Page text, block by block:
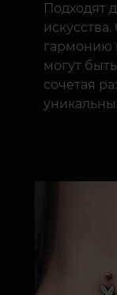
Подходят
гармонию
могут
сочетая